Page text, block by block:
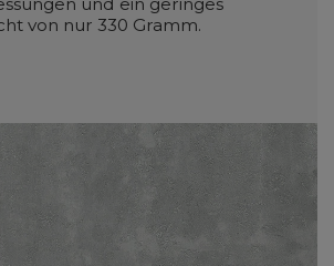
von nur 330 Gramm.